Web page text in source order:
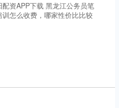
配资APP下载 黑龙江公务员笔
训怎么收费，哪家性价比比较